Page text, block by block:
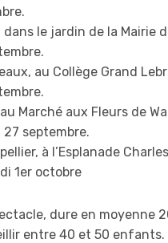
dans le jardin de la Mairie
au Collège Grand
Marché aux Fleurs de
27 septembre.
à l’Esplanade
1er octobre
dure en moyenne
entre 40 et 50 enfants.